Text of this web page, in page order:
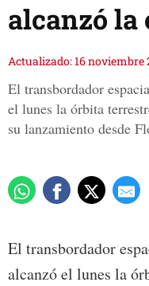
alcanzó
Actualizado: 16 noviembre
El transbordador
el lunes la órbita
su lanzamiento desde
El transbordador
alcanzó el lunes la